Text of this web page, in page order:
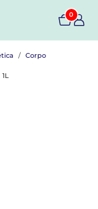
0
Corpo
1L